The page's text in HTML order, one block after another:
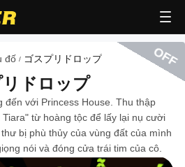
đố / ゴスプリドロップ
ドロップ
đến với Princess House. Thu thập
Tiara" từ hoàng tộc để lấy lại nụ cười
bị phù thủy của vùng đất của mình
nói và đóng cửa trái tim của cô.
OFF